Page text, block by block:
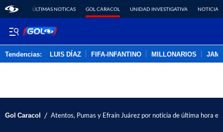
ÚLTIMAS NOTICAS GOL CARACOL UNIDAD INVESTIGATIVA NOTICIAS
Tendencias: LUIS DÍAZ FIFA-INFANTINO MILLONARIOS
Gol Caracol / Atentos, Pumas y Efraín Juárez por noticia de última hora